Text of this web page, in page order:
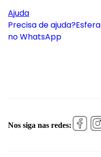
Ajuda
Precisa de ajuda?Esfera
no WhatsApp
Nos siga nas redes: